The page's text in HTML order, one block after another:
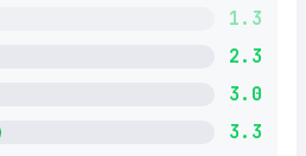
1.3
2.3
3.0
3.3